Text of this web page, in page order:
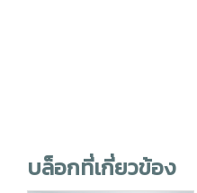
บล็อกที่เกี่ยวข้อง